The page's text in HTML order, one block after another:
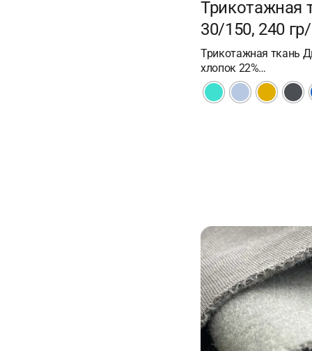
Трикотажная
30/150, 240
Трикотажная ткань
хлопок 22%…